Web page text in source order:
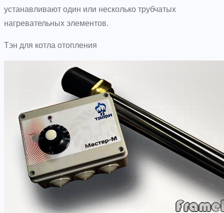
устанавливают один или несколько трубчатых
нагревательных элементов.
Тэн для котла отопления